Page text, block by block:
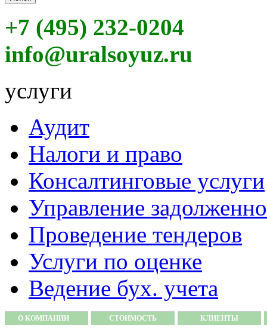
+7 (495) 232-0204
info@uralsoyuz.ru
услуги
Аудит
Налоги и право
Консалтинговые услуги
Управление
Проведение тендеров
Услуги по оценке
Ведение бух. учета
О КОМПАНИИ СТОИМОСТЬ КЛИЕНТЫ